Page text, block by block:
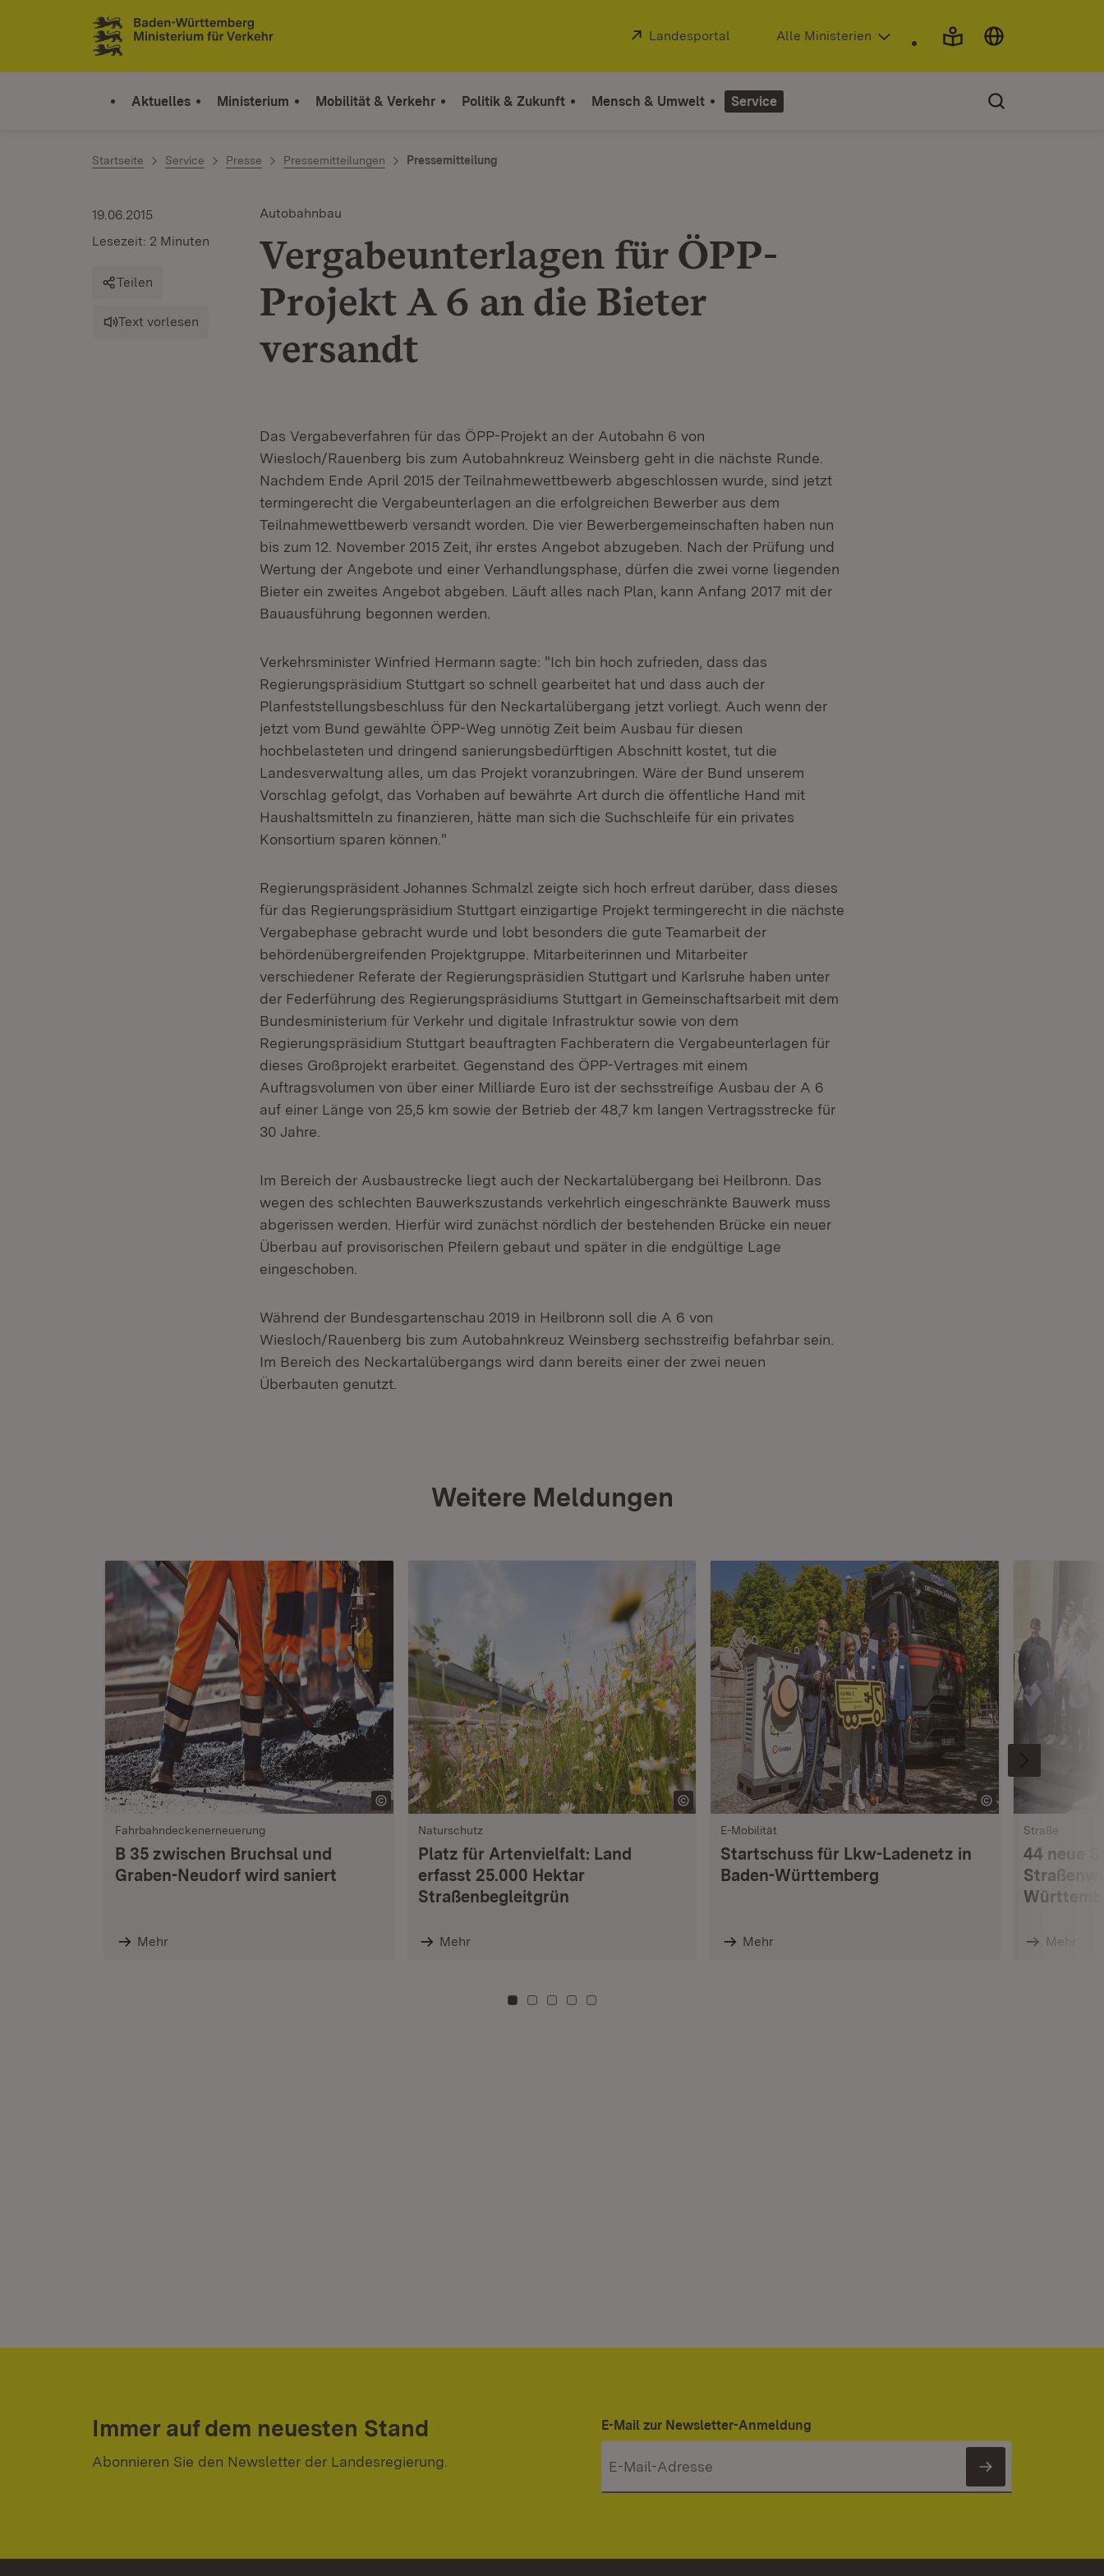
Zum Inhalt springen
Link zur Startseite
Extern:
Landesportal (Öffnet in neuem Fenster)
Alle Ministerien
Aktuelles Ministerium Mobilität & Verkehr Politik & Zukunft Mensch & Umwelt Service
Startseite Service Presse Pressemitteilungen Pressemitteilung
Autobahnbau
Vergabeunterlagen für ÖPP-
Projekt A 6 an die Bieter
versandt
19.06.2015
Lesezeit: 2 Minuten
Teilen
Text vorlesen
Das Vergabeverfahren für das ÖPP-Projekt an der Autobahn 6 von
Wiesloch/Rauenberg bis zum Autobahnkreuz Weinsberg geht in die nächste Runde.
Nachdem Ende April 2015 der Teilnahmewettbewerb abgeschlossen wurde, sind jetzt
termingerecht die Vergabeunterlagen an die erfolgreichen Bewerber aus dem
Teilnahmewettbewerb versandt worden. Die vier Bewerbergemeinschaften haben nun
bis zum 12. November 2015 Zeit, ihr erstes Angebot abzugeben. Nach der Prüfung und
Wertung der Angebote und einer Verhandlungsphase, dürfen die zwei vorne liegenden
Bieter ein zweites Angebot abgeben. Läuft alles nach Plan, kann Anfang 2017 mit der
Bauausführung begonnen werden.
Verkehrsminister Winfried Hermann sagte: "Ich bin hoch zufrieden, dass das
Regierungspräsidium Stuttgart so schnell gearbeitet hat und dass auch der
Planfeststellungsbeschluss für den Neckartalübergang jetzt vorliegt. Auch wenn der
jetzt vom Bund gewählte ÖPP-Weg unnötig Zeit beim Ausbau für diesen
hochbelasteten und dringend sanierungsbedürftigen Abschnitt kostet, tut die
Landesverwaltung alles, um das Projekt voranzubringen. Wäre der Bund unserem
Vorschlag gefolgt, das Vorhaben auf bewährte Art durch die öffentliche Hand mit
Haushaltsmitteln zu finanzieren, hätte man sich die Suchschleife für ein privates
Konsortium sparen können."
Regierungspräsident Johannes Schmalzl zeigte sich hoch erfreut darüber, dass dieses
für das Regierungspräsidium Stuttgart einzigartige Projekt termingerecht in die nächste
Vergabephase gebracht wurde und lobt besonders die gute Teamarbeit der
behördenübergreifenden Projektgruppe. Mitarbeiterinnen und Mitarbeiter
verschiedener Referate der Regierungspräsidien Stuttgart und Karlsruhe haben unter
der Federführung des Regierungspräsidiums Stuttgart in Gemeinschaftsarbeit mit dem
Bundesministerium für Verkehr und digitale Infrastruktur sowie von dem
Regierungspräsidium Stuttgart beauftragten Fachberatern die Vergabeunterlagen für
dieses Großprojekt erarbeitet. Gegenstand des ÖPP-Vertrages mit einem
Auftragsvolumen von über einer Milliarde Euro ist der sechsstreifige Ausbau der A 6
auf einer Länge von 25,5 km sowie der Betrieb der 48,7 km langen Vertragsstrecke für
30 Jahre.
Im Bereich der Ausbaustrecke liegt auch der Neckartalübergang bei Heilbronn. Das
wegen des schlechten Bauwerkszustands verkehrlich eingeschränkte Bauwerk muss
abgerissen werden. Hierfür wird zunächst nördlich der bestehenden Brücke ein neuer
Überbau auf provisorischen Pfeilern gebaut und später in die endgültige Lage
eingeschoben.
Während der Bundesgartenschau 2019 in Heilbronn soll die A 6 von
Wiesloch/Rauenberg bis zum Autobahnkreuz Weinsberg sechsstreifig befahrbar sein.
Im Bereich des Neckartalübergangs wird dann bereits einer der zwei neuen
Überbauten genutzt.
Weitere Meldungen
Fahrbahndeckenerneuerung
B 35 zwischen Bruchsal und
Graben-Neudorf wird saniert
Mehr
Naturschutz
Platz für Artenvielfalt: Land
erfasst 25.000 Hektar
Straßenbegleitgrün
Mehr
E-Mobilität
Startschuss für Lkw-Ladenetz in
Baden-Württemberg
Mehr
Straße
44 neue
Mehr
Zu Kachel: 0
Zu Kachel: 3
Zu Kachel: 6
Zu Kachel: 9
Zu Kachel: 12
Immer auf dem neuesten Stand
Abonnieren Sie den Newsletter der Landesregierung.
E-Mail zur Newsletter-Anmeldung
Newsletter